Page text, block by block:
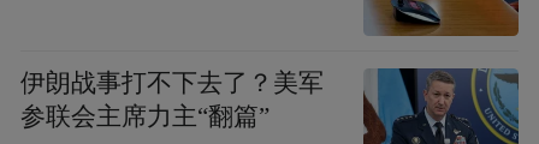
目前正面向社会公开招募首批10名志愿者。
伊朗战事打不下去了？美军
参联会主席力主“翻篇”